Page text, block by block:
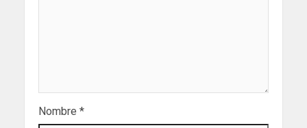
Nombre *